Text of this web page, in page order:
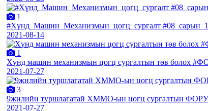
1
#Хүнд_Машин_Механизмын_цогц_сургалт
2021-08-14
1
Хүнд машин механизмын цогц сургалтын төв болох
2021-07-27
3
9жилийн туршлагатай ХММО-ын цогц сургалтын
2021-07-27